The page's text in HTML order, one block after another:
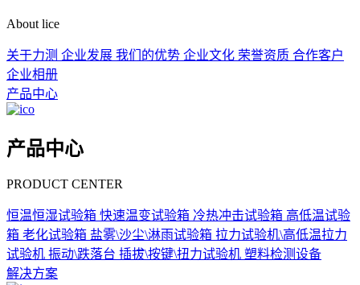
About lice
关于力测 企业发展 我们的优势 企业文化 荣誉资质 合作客户
企业相册
产品中心
产品中心
PRODUCT CENTER
恒温恒湿试验箱 快速温变试验箱 冷热冲击试验箱 高低温试验
箱 老化试验箱 盐雾\沙尘\淋雨试验箱 拉力试验机\高低温拉力
试验机 振动\跌落台 插拔\按键\扭力试验机 塑料检测设备
解决方案